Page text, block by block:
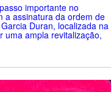
importante no
a assinatura da ordem de
Duran, localizada na
uma ampla revitalização,